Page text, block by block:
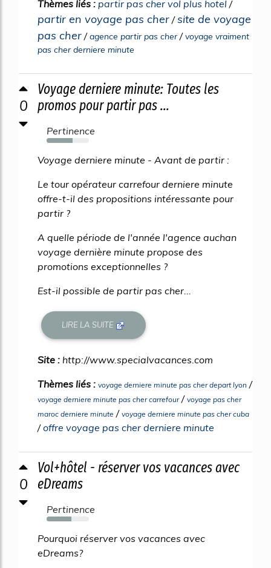
Thèmes liés : partir pas cher vol plus hotel /
partir en voyage pas cher /site de voyage
pas cher /agence partir pas cher/voyage vraiment
pas cher derniere minute
0
Voyage derniere minute: Toutes les
promos pour partir pas ...
Pertinence
61%
Voyage derniere minute - Avant de partir :
Le tour opérateur carrefour derniere minute
offre-t-il des propositions intéressante pour
partir ?
A quelle période de l'année l'agence auchan
voyage dernière minute propose des
promotions exceptionnelles ?
Est-il possible de partir pas cher...
LIRE LA SUITE
Site : http://www.specialvacances.com
Thèmes liés : voyage derniere minute pas cher depart lyon /
voyage derniere minute pas cher carrefour/ voyage pas cher
maroc derniere minute / voyage derniere minute pas cher cuba
/offre voyage pas cher derniere minute
0
Vol+hôtel - réserver vos vacances avec
eDreams
Pertinence
59%
Pourquoi réserver vos vacances avec
eDreams?